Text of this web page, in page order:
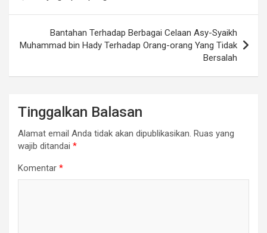
pos
Bantahan Terhadap Berbagai Celaan Asy-Syaikh
Muhammad bin Hady Terhadap Orang-orang Yang Tidak
Bersalah
Tinggalkan Balasan
Alamat email Anda tidak akan dipublikasikan. Ruas yang
wajib ditandai *
Komentar *